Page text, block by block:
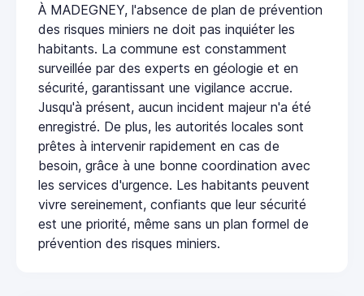
À MADEGNEY, l'absence de plan de prévention
des risques miniers ne doit pas inquiéter les
habitants. La commune est constamment
surveillée par des experts en géologie et en
sécurité, garantissant une vigilance accrue.
Jusqu'à présent, aucun incident majeur n'a été
enregistré. De plus, les autorités locales sont
prêtes à intervenir rapidement en cas de
besoin, grâce à une bonne coordination avec
les services d'urgence. Les habitants peuvent
vivre sereinement, confiants que leur sécurité
est une priorité, même sans un plan formel de
prévention des risques miniers.